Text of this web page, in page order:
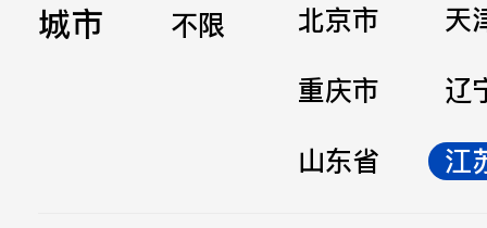
城市 不限 北京市
天
重庆市
辽
山东省
江